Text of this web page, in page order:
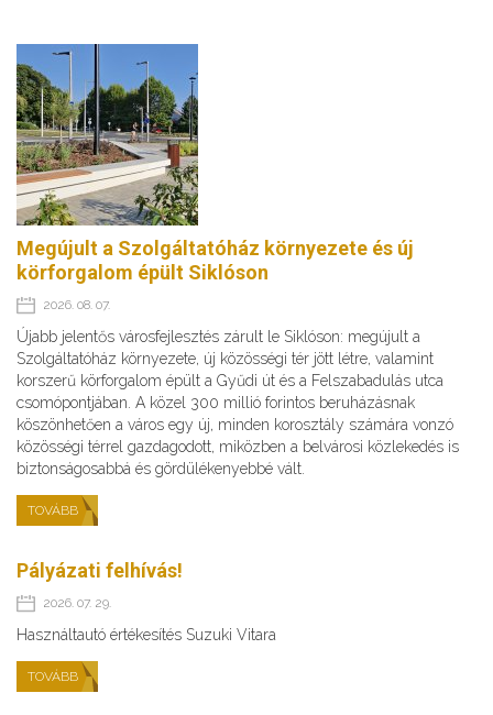
Megújult a Szolgáltatóház környezete és új
körforgalom épült Siklóson
2026. 08. 07.
Újabb jelentős városfejlesztés zárult le Siklóson: megújult a
Szolgáltatóház környezete, új közösségi tér jött létre, valamint
korszerű körforgalom épült a Gyűdi út és a Felszabadulás utca
csomópontjában. A közel 300 millió forintos beruházásnak
köszönhetően a város egy új, minden korosztály számára vonzó
közösségi térrel gazdagodott, miközben a belvárosi közlekedés is
biztonságosabbá és gördülékenyebbé vált.
TOVÁBB
Pályázati felhívás!
2026. 07. 29.
Használtautó értékesítés Suzuki Vitara
TOVÁBB